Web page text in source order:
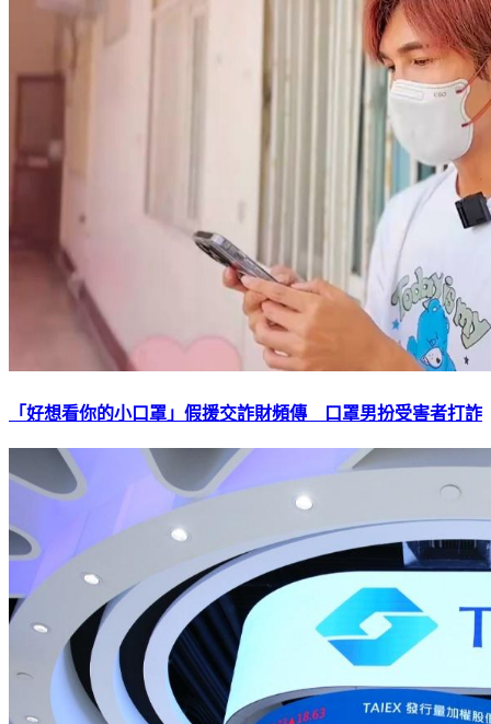
「好想看你的小口罩」假援交詐財頻傳 口罩男扮受害者打詐